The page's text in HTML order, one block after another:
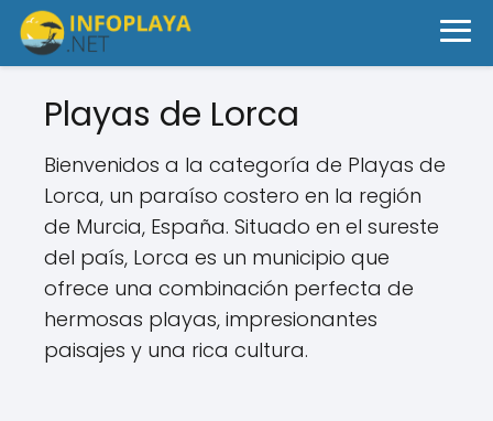
Playas de Lorca
Bienvenidos a la categoría de Playas de
Lorca, un paraíso costero en la región
de Murcia, España. Situado en el sureste
del país, Lorca es un municipio que
ofrece una combinación perfecta de
hermosas playas, impresionantes
paisajes y una rica cultura.